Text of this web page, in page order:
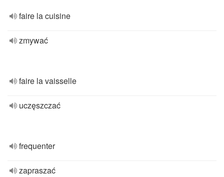
faire la cuisine
zmywać
faire la vaisselle
uczęszczać
frequenter
zapraszać